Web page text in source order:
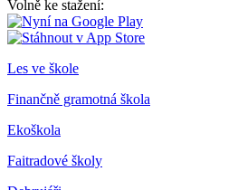
Volně ke stažení:
Les ve škole
Finančně gramotná škola
Ekoškola
Faitradové školy